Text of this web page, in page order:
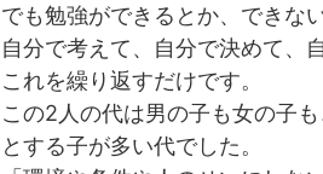
でも勉強ができるとか、できな
自分で考えて、自分で決めて、
これを繰り返すだけです。
この2人の代は男の子も女の子
とする子が多い代でした。